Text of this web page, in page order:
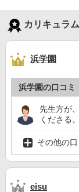
カリキュラ
浜学園
浜学園の口コミ
先生方が
くださる
その他の
eisu